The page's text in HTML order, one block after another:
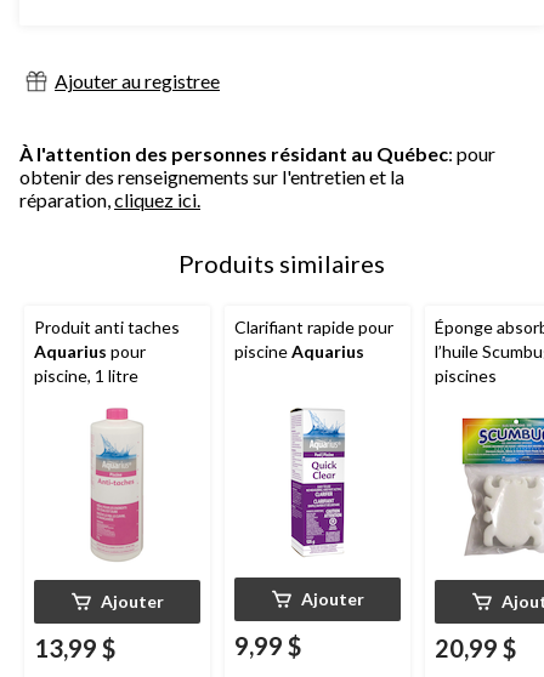
Ajouter au registree
À l'attention des personnes résidant au Québec: pour
obtenir des renseignements sur l'entretien et la
réparation,cliquez ici.
Produits similaires
Produit anti taches
Aquarius pour
piscine, 1 litre
Ajouter
13,99 $
Clarifiant rapide pour
piscineAquarius
Ajouter
9,99 $
Éponge
l’huile
piscines
20,99 $